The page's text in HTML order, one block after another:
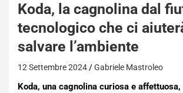
Koda, la cagnolina dal
tecnologico che ci
salvare l’ambiente
12 Settembre 2024 Gabriele Mastroleo
Koda, una cagnolina curiosa e